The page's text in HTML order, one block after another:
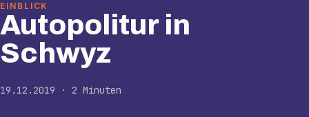
EINBLICK
Autopolitur in
Schwyz
19.12.2019 · 2 Minuten